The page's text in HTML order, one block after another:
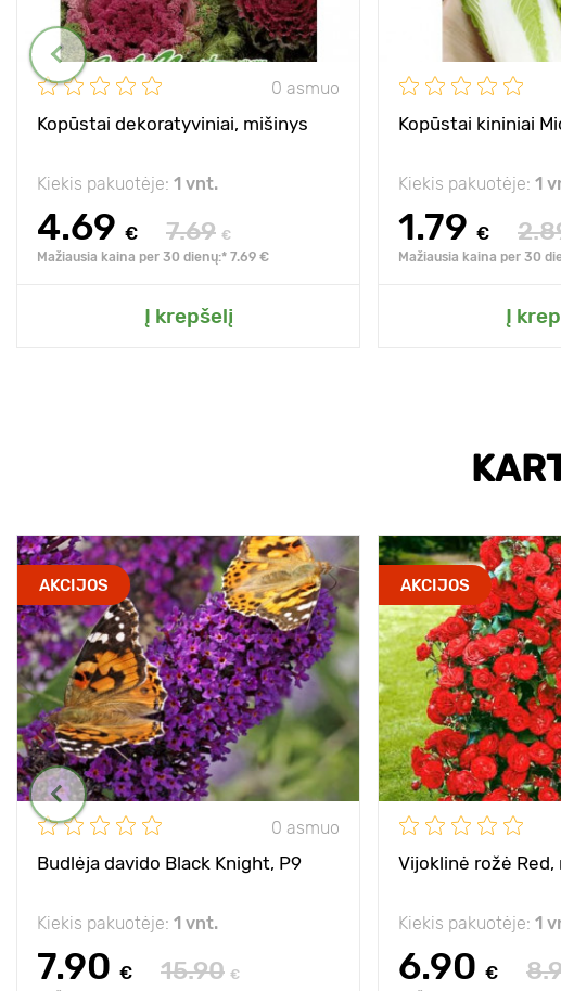
0 asmuo
Kopūstai dekoratyviniai, mišinys
Kiekis pakuotėje: 1 vnt.
4.69 € 7.69 €
Mažiausia kaina per 30 dienų:* 7.69 €
Į krepšelį
Kopūstai kininiai
Kiekis pakuotėje: 1
1.79 €
Mažiausia kaina per 30
Į
AKCIJOS
0 asmuo
Budlėja davido Black Knight, P9
Kiekis pakuotėje: 1 vnt.
7.90 € 15.90 €
AKCIJOS
Vijoklinė rožė Red,
Kiekis pakuotėje: 1
6.90 €